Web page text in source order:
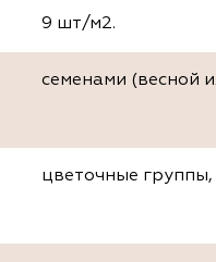
9 шт/м2.
семенами (весной
цветочные